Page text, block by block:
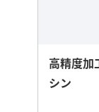
高精度加
シン